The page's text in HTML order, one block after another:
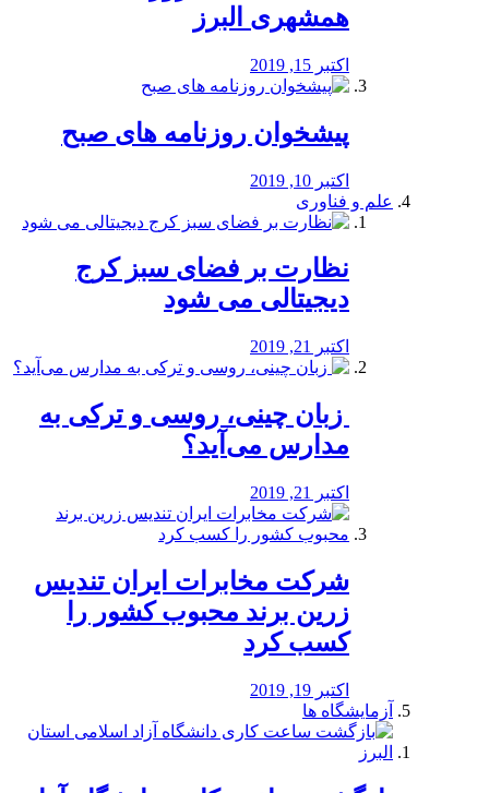
همشهری البرز
اکتبر 15, 2019
پیشخوان روزنامه های صبح
اکتبر 10, 2019
علم و فناوری
نظارت بر فضای سبز کرج
دیجیتالی می شود
اکتبر 21, 2019
️ زبان چینی، روسی و ترکی به
مدارس می‌آید؟
اکتبر 21, 2019
شرکت مخابرات ایران تندیس
زرین برند محبوب کشور را
کسب کرد
اکتبر 19, 2019
آزمایشگاه ها